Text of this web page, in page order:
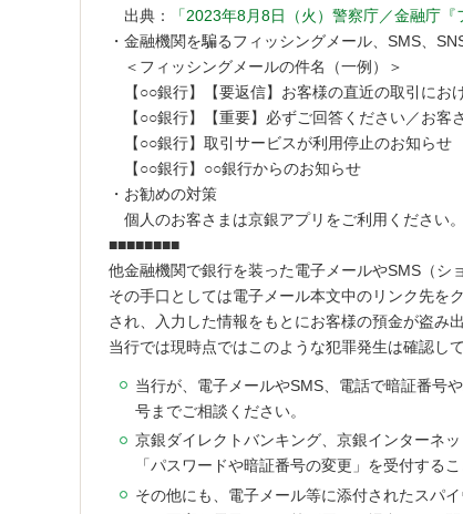
出典：
「2023年8月8日（火）警察庁／金融庁
・ 金融機関を騙るフィッシングメール、SMS、
＜フィッシングメールの件名（一例）＞
【○○銀行】【要返信】お客様の直近の取引にお
【○○銀行】【重要】必ずご回答ください／お客
【○○銀行】取引サービスが利用停止のお知らせ
【○○銀行】○○銀行からのお知らせ
・ お勧めの対策
個人のお客さまは京銀アプリをご利用ください
■■■■■■■■
他金融機関で銀行を装った電子メールやSMS（シ
その手口としては電子メール本文中のリンク先を
され、入力した情報をもとにお客様の預金が盗み
当行では現時点ではこのような犯罪発生は確認し
当行が、電子メールやSMS、電話で暗証番号
号までご相談ください。
京銀ダイレクトバンキング、京銀インターネ
「パスワードや暗証番号の変更」を受付する
その他にも、電子メール等に添付されたスパ